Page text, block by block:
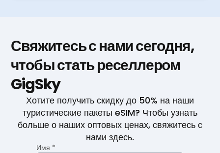
Свяжитесь с нами сегодня,
чтобы стать реселлером
GigSky
Хотите получить скидку до 50% на наши
туристические пакеты eSIM? Чтобы узнать
больше о наших оптовых ценах, свяжитесь с
нами здесь.
Имя *